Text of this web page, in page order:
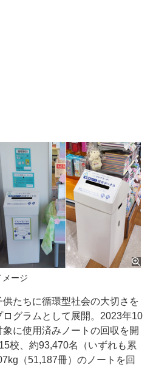
メージ
たちに循環型社会の大切さを
グラムとして展開。2023年10
に使用済みノートの回収を開
校、約93,470名（いずれも累
（51,187冊）のノートを回